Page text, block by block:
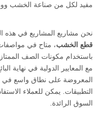
مفيد لكل من صناعة الخشب
نحن مشاريع المشاريع في هذه
قطع الخشب، متاح في
باستخدام مكونات الصف
مع المعايير الدولية في نهاية
المعروضة على نطاق واسع
التطبيقات. يمكن للعملاء
السوق الرائدة.